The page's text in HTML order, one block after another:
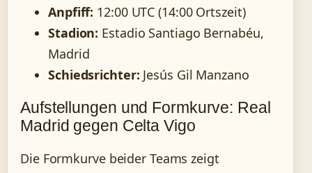
Anpfiff: 12:00 UTC (14:00 Ortszeit)
Stadion: Estadio Santiago Bernabéu,
Madrid
Schiedsrichter: Jesús Gil Manzano
Aufstellungen und Formkurve: Real
Madrid gegen Celta Vigo
Die Formkurve beider Teams zeigt